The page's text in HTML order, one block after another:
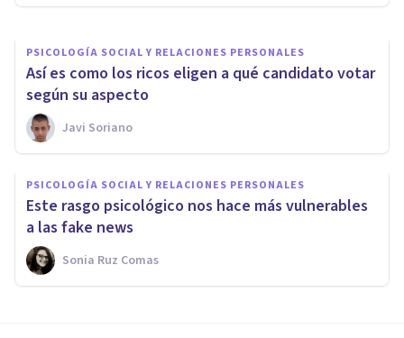
PSICOLOGÍA SOCIAL Y RELACIONES PERSONALES
Así es como los ricos eligen a qué candidato votar
según su aspecto
Javi Soriano
PSICOLOGÍA SOCIAL Y RELACIONES PERSONALES
Este rasgo psicológico nos hace más vulnerables
a las fake news
Sonia Ruz Comas